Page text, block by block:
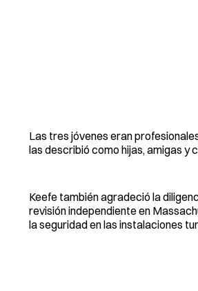
Las tres jóvenes eran
las describió como hijas, amigas y
Keefe también agradeció la
revisión independiente en
la seguridad en las instalaciones